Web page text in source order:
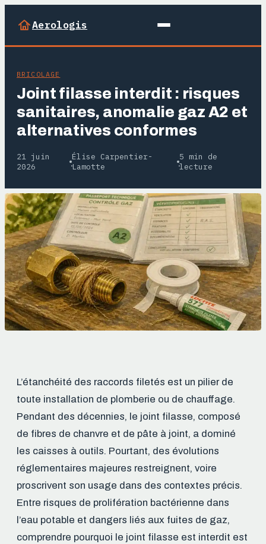
Aerologis
BRICOLAGE
Joint filasse interdit : risques
sanitaires, anomalie gaz A2 et
alternatives conformes
21 juin
2026
·
Élise Carpentier-
Lamotte
·
5 min de
lecture
L’étanchéité des raccords filetés est un pilier de
toute installation de plomberie ou de chauffage.
Pendant des décennies, le joint filasse, composé
de fibres de chanvre et de pâte à joint, a dominé
les caisses à outils. Pourtant, des évolutions
réglementaires majeures restreignent, voire
proscrivent son usage dans des contextes précis.
Entre risques de prolifération bactérienne dans
l’eau potable et dangers liés aux fuites de gaz,
comprendre pourquoi le joint filasse est interdit est